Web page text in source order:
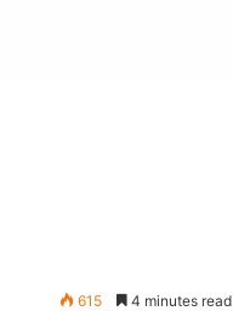
615 4 minutes read